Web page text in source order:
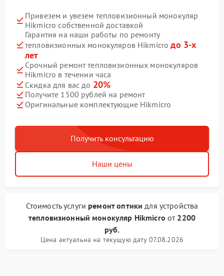
Привезем и увезем тепловизионный монокуляр
Hikmicro собственной доставкой
Гарантия на наши работы по ремонту
тепловизионных монокуляров Hikmicroдо 3-х
лет
Срочный ремонт тепловизионных монокуляров
Hikmicro в течении часа
Скидка для вас до 20%
Получите 1500 рублей на ремонт
Оригинальные комплектующие Hikmicro
Получить консультацию
Наши цены
Стоимость услуги ремонт оптики для устройства
тепловизионный монокуляр Hikmicro от 2200
руб.
Цена актуальна на текущую дату 07.08.2026